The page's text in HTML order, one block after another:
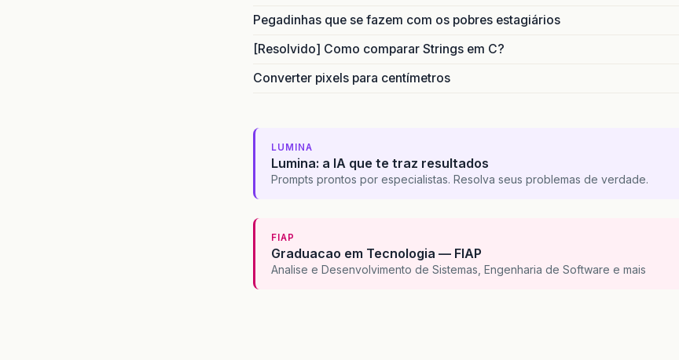
Pegadinhas que se fazem com os pobres estagiários
[Resolvido] Como comparar Strings em C?
Converter pixels para centímetros
LUMINA
Lumina: a IA que te traz resultados
Prompts prontos por especialistas. Resolva seus problemas de verdade.
FIAP
Graduacao em Tecnologia — FIAP
Analise e Desenvolvimento de Sistemas, Engenharia de Software e mais